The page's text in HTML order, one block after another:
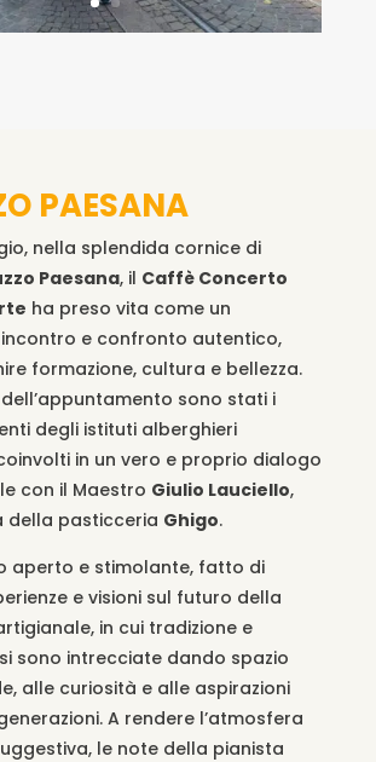
PAESANA
nella splendida cornice di
Paesana, il Caffè Concerto
ha preso vita come un
e confronto autentico,
formazione, cultura e bellezza.
sono stati i
degli istituti alberghieri
in un vero e proprio dialogo
con il Maestro Giulio Lauciello,
della pasticceria Ghigo.
aperto e stimolante, fatto di
e visioni sul futuro della
in cui tradizione e
sono intrecciate dando spazio
alle curiosità e alle aspirazioni
A rendere l’atmosfera
le note della pianista